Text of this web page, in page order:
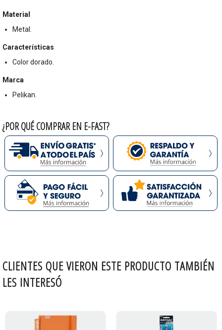
Material
Metal.
Características
Color dorado.
Marca
Pelikan.
¿POR QUÉ COMPRAR EN E-FAST?
CLIENTES QUE VIERON ESTE PRODUCTO TAMBIÉN
LES INTERESÓ